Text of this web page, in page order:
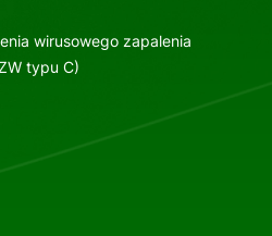
wirusowego zapalenia
typu C)